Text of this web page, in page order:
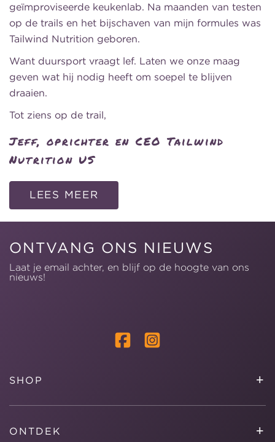
geïmproviseerde keukenlab. Na maanden van testen
op de trails en het bijschaven van mijn formules was
Tailwind Nutrition geboren.
Want duursport vraagt lef. Laten we onze maag
geven wat hij nodig heeft om soepel te blijven
draaien.
Tot ziens op de trail,
Jeff, oprichter en CEO Tailwind
Nutrition US
LEES MEER
SHOP +
ONTDEK +
ONTVANG ONS NIEUWS
Laat je email achter, en blijf op de hoogte van ons
nieuws!
FacebookInstagram